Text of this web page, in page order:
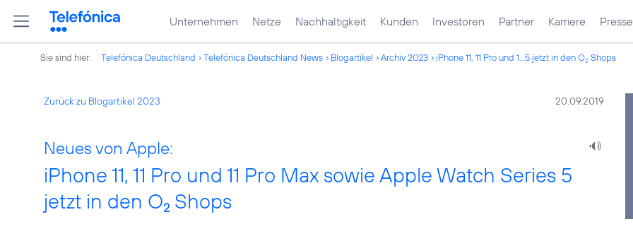
Unternehmen Netze Nachhaltigkeit Kunden Investoren Partner Karriere Presse
Sie sind hier: Telefónica Deutschland Telefónica Deutschland News Blogartikel Archiv 2023 iPhone 11, 11 Pro und 1...5 jetzt in den O2 Shops
Zurück zu Blogartikel 2023 20.09.2019
Neues von Apple:
iPhone 11, 11 Pro und 11 Pro Max sowie Apple Watch Series 5
jetzt in den O2 Shops